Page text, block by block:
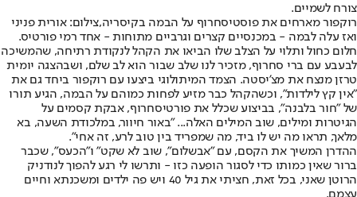
צורח לשמיים.
רוקפור מארחים את פוסטיסחרוף על הבמה בקיסריה,צילום: אורית פניני
ואז עלה לבמה - במכנסיים קצרים וגרביים מתוחות - אחד רמי פורטיס.
חלום כחול ותלוי על הצלב שלו הביאו את הקהל לנקודת רתיחה, שהמשיכה
לבעבע עם ברי סחרוף, מזכיר לנו שלב שבור הוא לב שלם, ושבהצגה יומית
טרזן מנצח את מצ'יסטה. הצמד המיתולוגי ביצעו עם רוקפור ביחד גם את
"אין קץ לילדות", וכשהקהל כבר מזיע לפחות כמוהם על הבמה, הגיע תורו
של "חור בלבנה", בביצוע שכלל את פורטיסחרוף, אבקת קסמים על
הגיטרות ומילים, שוב המילים האלה... "באור חיוור, במלכודת השעה, בא
מלאך, תראו מה יש לו ביד, מה שמפריד בין טוב לרע, זה אחי".
ההדרן המשיך את הקסם, עם "אבשלום", שוב לא שקט" ו"הכעס", שכבר
ברור שאין כמותו כדי לסגור הופעה כזו - ותרשו לי רגע להפוך לנודניק
הרוטן שאני, בכל זאת, חציתי את גיל 40 ויש פה ילדים ומשכנתא וחיים